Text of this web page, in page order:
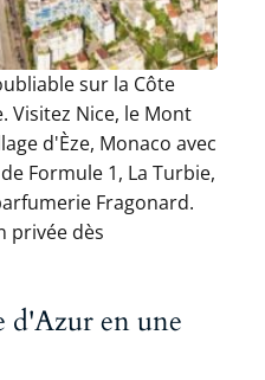
sur la Côte
Visitez Nice, le Mont
d'Èze, Monaco avec
Formule 1, La Turbie,
Fragonard.
privée dès
d'Azur en une